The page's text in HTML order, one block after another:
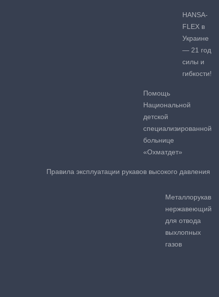
HANSA-
FLEX в
Украине
— 21 год
силы и
гибкости!
Помощь
Национальной
детской
специализированной
больнице
«Охматдет»
Правила эксплуатации рукавов высокого давления
Металлорукав
нержавеющий
для отвода
выхлопных
газов